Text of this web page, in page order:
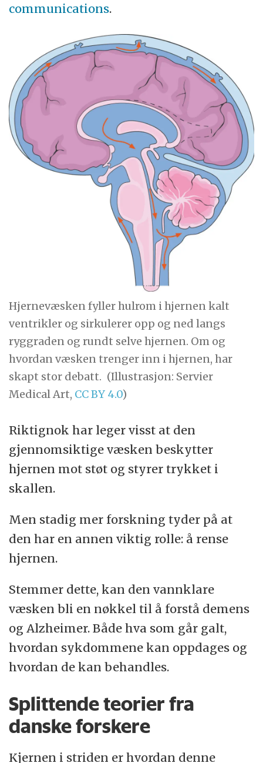
communications.
Hjernevæsken fyller hulrom i hjernen kalt
ventrikler og sirkulerer opp og ned langs
ryggraden og rundt selve hjernen. Om og
hvordan væsken trenger inn i hjernen, har
skapt stor debatt. (Illustrasjon: Servier
Medical Art, CC BY 4.0)
Riktignok har leger visst at den
gjennomsiktige væsken beskytter
hjernen mot støt og styrer trykket i
skallen.
Men stadig mer forskning tyder på at
den har en annen viktig rolle: å rense
hjernen.
Stemmer dette, kan den vannklare
væsken bli en nøkkel til å forstå demens
og Alzheimer. Både hva som går galt,
hvordan sykdommene kan oppdages og
hvordan de kan behandles.
Splittende teorier fra
danske forskere
Kjernen i striden er hvordan denne